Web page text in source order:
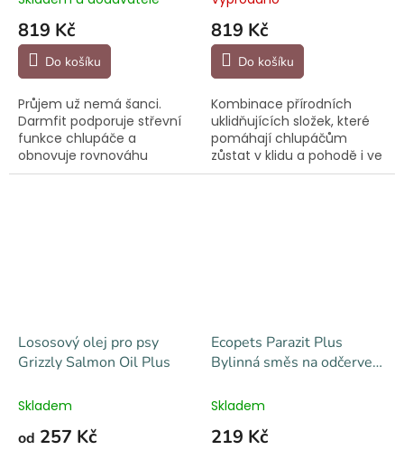
819 Kč
Do košíku
Průjem už nemá šanci.
Darmfit podporuje střevní
funkce chlupáče a
obnovuje rovnováhu
trávení během akutního
819 Kč
Do košíku
Kombinace přírodních
uklidňujících složek, které
pomáhají chlupáčům
zůstat v klidu a pohodě i ve
stresových situacích.
Lososový olej pro psy
Grizzly Salmon Oil Plus
Skladem
od 257 Kč
Ecopets Parazit Plus
Bylinná směs na odčervení
Skladem
219 Kč